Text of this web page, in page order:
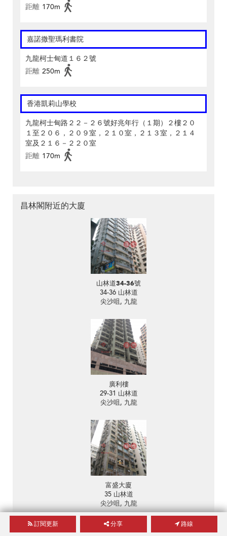
距離 170m
嘉諾撒聖瑪利書院
九龍柯士甸道１６２號
距離 250m
香港凱莉山學校
九龍柯士甸路２２－２６號好兆年行（１期）２樓２０
１至２０６，２０９室，２１０室，２１３室，２１４
室及２１６－２２０室
距離 170m
昌林閣附近的大廈
山林道34-36號
34-36 山林道
尖沙咀, 九龍
廣利樓
29-31 山林道
尖沙咀, 九龍
富盛大廈
35 山林道
尖沙咀, 九龍
訂閱更新 分享 路線